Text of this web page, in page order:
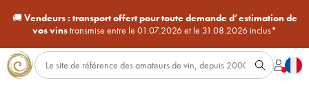
🚚Vendeurs : transport offert pour toute demande d’estimation de
vos vinstransmise entre le 01.07.2026 et le 31.08.2026 inclus*